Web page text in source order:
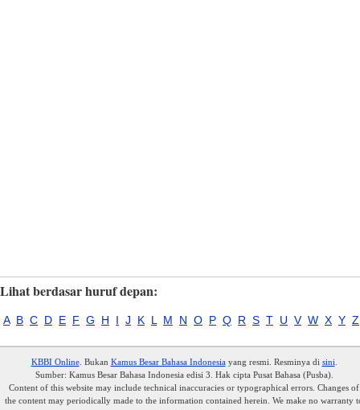
Lihat berdasar huruf depan:
A B C D E F G H I J K L M N O P Q R S T U V W X Y Z
KBBI Online. Bukan Kamus Besar Bahasa Indonesiayang resmi. Resminya di sini
Sumber: Kamus Besar Bahasa Indonesia edisi 3. Hak cipta Pusat Bahasa (Pusba).
Content of this website may include technical inaccuracies or typographical errors. Changes of
the content may periodically made to the information contained herein. We make no warranty